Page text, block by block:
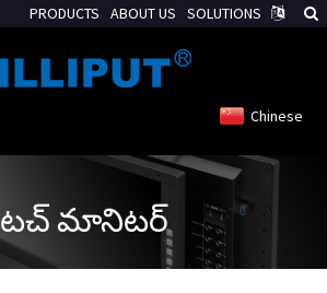
Chinese
టచ్ మానిటర్
PRODUCTS ABOUT US SOLUTIONS